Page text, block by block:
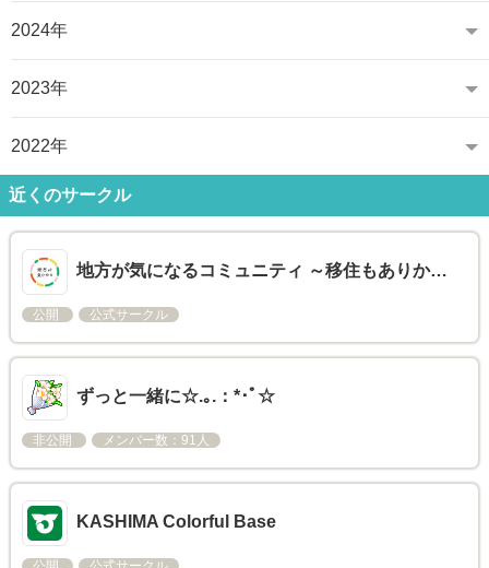
2024年
2023年
2022年
近くのサークル
地方が気になるコミュニティ ～移住もありか…
公開 公式サークル
ずっと一緒に☆.｡.：*･ﾟ☆
非公開 メンバー数：91人
KASHIMA Colorful Base